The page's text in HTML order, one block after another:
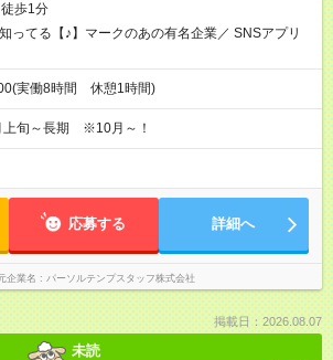
歩1分
ってる【♪】マークのあの有名企業／ SNSアプリ
実働8時間 休憩1時間)
上旬～長期 ※10月～！
応募する 詳細へ
企業名 パーソルテンプスタッフ株式会社
掲載日：2026.08.07
未読